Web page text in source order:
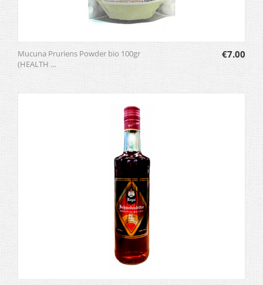
Mucuna Pruriens Powder bio 100gr
(HEALTH ...
€7.00